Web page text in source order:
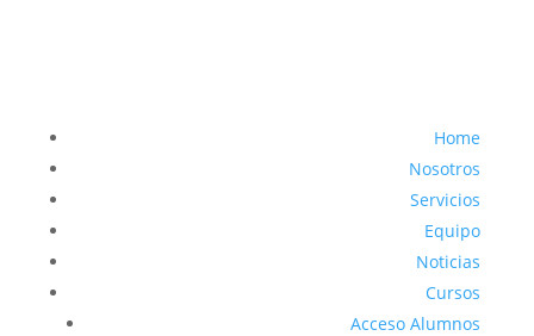
Home
Nosotros
Servicios
Equipo
Noticias
Cursos
Acceso Alumnos